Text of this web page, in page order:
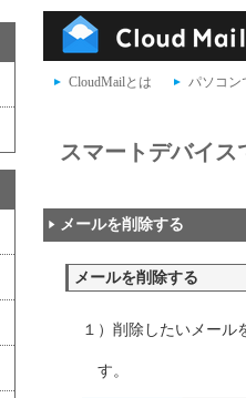
CloudMailとは パソコン
スマートデバイス
メールを削除する
メールを削除する
１）削除したいメール
す。